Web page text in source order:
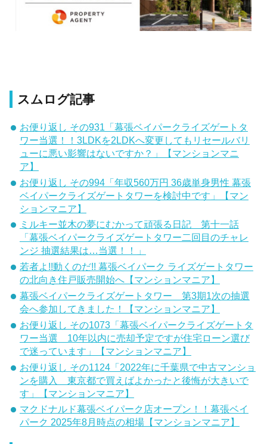
スムログ記事
お便り返し その931「幕張ベイパークライズゲートタ
ワー当選！！3LDKを2LDKへ変更してもリセールバリ
ューに悪い影響はないですか？」【マンションマニ
ア】
お便り返し その994「年収560万円 36歳単身男性 幕張
ベイパークライズゲートタワーを検討中です」【マン
ションマニア】
ミルキー並木の夢にむかって頑張る日記 第十一話
「幕張ベイパークライズゲートタワー二回目のチャレ
ンジ 抽選結果は…当選！！」
若者よ!!動くのだ!! 幕張ベイパーク ライズゲートタワー
の北向き住戸販売開始へ【マンションマニア】
幕張ベイパークライズゲートタワー 第3期1次の抽選
会へ参加してきました！【マンションマニア】
お便り返し その1073「幕張ベイパークライズゲートタ
ワー当選 10年以内に売却予定ですが住宅ローン選び
で迷っています」【マンションマニア】
お便り返し その1124「2022年に千葉県で中古マンショ
ンを購入 東京都で買えばよかったと後悔が大きいで
す」【マンションマニア】
マクドナルド幕張ベイパーク店オープン！！幕張ベイ
パーク 2025年8月時点の相場【マンションマニア】